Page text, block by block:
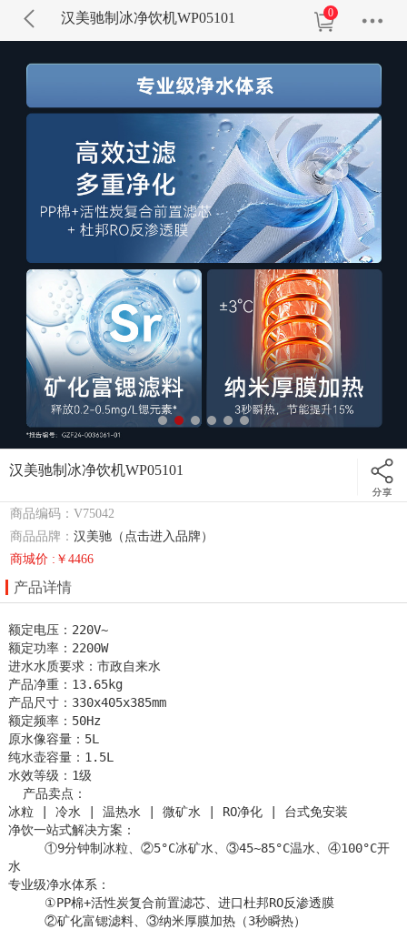
汉美驰制冰净饮机WP05101 0
汉美驰制冰净饮机WP05101
商品编码：V75042
商品品牌：汉美驰（点击进入品牌）
商城价 :￥4466
产品详情
额定电压：220V~
额定功率：2200W
进水水质要求：市政自来水
产品净重：13.65kg
产品尺寸：330x405x385mm
额定频率：50Hz
原水像容量：5L
纯水壶容量：1.5L
水效等级：1级
冰粒 | 冷水 | 温热水 | 微矿水 | RO净化 | 台式免安装
净饮一站式解决方案：
     ①9分钟制冰粒、②5°C冰矿水、③45~85°C温水、④100°C开
水
专业级净水体系：
     ②矿化富锶滤料、③纳米厚膜加热（3秒瞬热）